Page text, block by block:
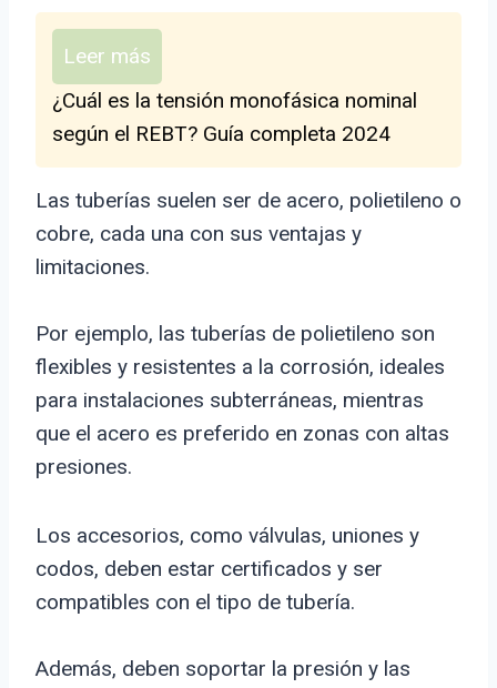
Leer más
¿Cuál es la tensión monofásica nominal
según el REBT? Guía completa 2024
Las tuberías suelen ser de acero, polietileno o
cobre, cada una con sus ventajas y
limitaciones.
Por ejemplo, las tuberías de polietileno son
flexibles y resistentes a la corrosión, ideales
para instalaciones subterráneas, mientras
que el acero es preferido en zonas con altas
presiones.
Los accesorios, como válvulas, uniones y
codos, deben estar certificados y ser
compatibles con el tipo de tubería.
Además, deben soportar la presión y las